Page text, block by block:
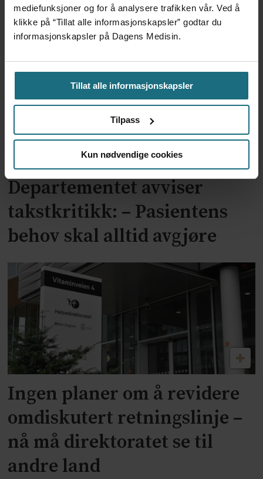
mediefunksjoner og for å analysere trafikken vår. Ved å
klikke på “Tillat alle informasjonskapsler” godtar du
informasjonskapsler på Dagens Medisin.
Tillat alle informasjonskapsler
Tilpass
Kun nødvendige cookies
Kvalitet er ikke motstykket til
økonomi
Departementet avviser
takstkritikk: – Pasientens
behov skal alltid avgjøre
Ingen planer om å revidere
omdiskutert retningslinje –
nå må direktoratet se til
andre land